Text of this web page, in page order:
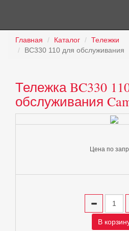
Главная Каталог
Тележки
BC330 110 для обслуживания
Тележка BC330
обслуживания
Цена по
В